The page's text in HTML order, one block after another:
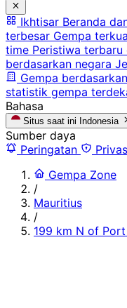
Ikhtisar Beranda
terbesar Gempa
time Peristiwa terbaru
berdasarkan negara
Gempa
statistik gempa
Bahasa
Situs saat ini Indonesia
Sumber daya
Peringatan
Gempa Zone
/
Mauritius
/
199 km N of